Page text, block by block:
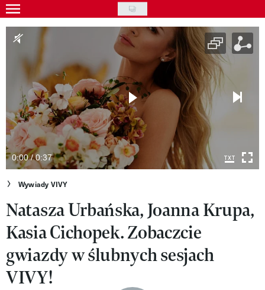
Skip
to
main
content
Gwiazdy
Ludzie
Moda
Uroda
Styl życia
Kultura
Wideo
Nasze akcje
VIVA!ART
VIVA!MODA
VIVA!LIFESTYLE
0:00 / 0:37
Wywiady VIVY
Natasza Urbańska, Joanna Krupa,
Kasia Cichopek. Zobaczcie
gwiazdy w ślubnych sesjach
VIVY!